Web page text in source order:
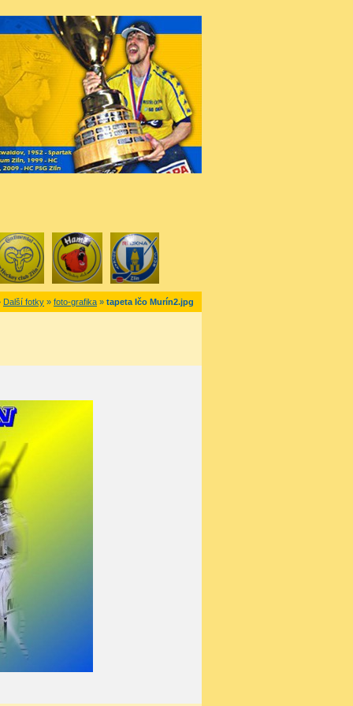
Další fotky » foto-grafika » tapeta Ičo Murín2.jpg